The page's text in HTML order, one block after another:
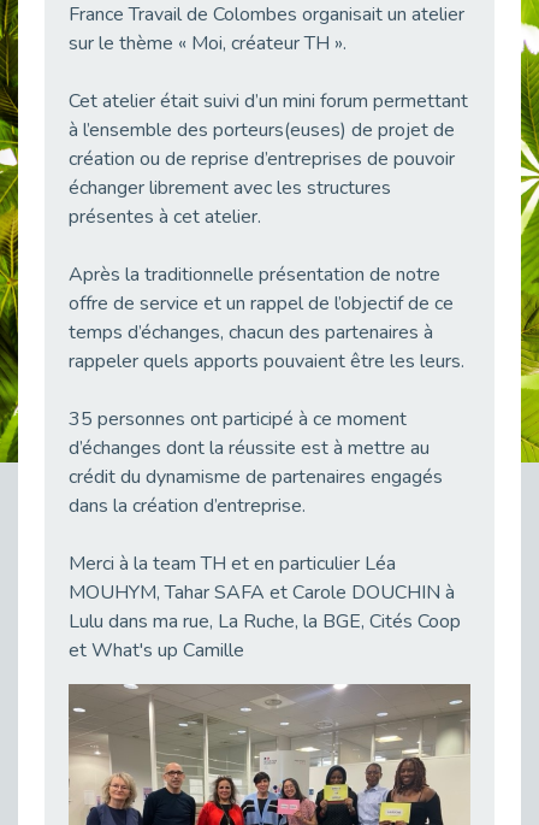
L’alternance : un levier stratégique pour recruter et inclure durablement
Publié le 18/05/2026
Fibromyalgie : Quand la douleur invisible s’invite au bureau
Publié le 12/05/2026
Publié le 12/05/2026
38 vidéos pour comprendre et agir durablement
Publié le 04/05/2026
Le taux d’emploi direct dans la fonction publique dépasse 6 % en 2025
L'alternance : un tremplin vers l'emploi aussi pour les personnes en situation de handicap
Publié le 01/05/2026
Témoignage : Le parcours de Marc, 44 ans
Publié le 29/04/2026
Optimiser son CV lorsqu’on est en situation de handicap
Publié le 29/04/2026
Publié le 27/04/2026
Mobilisation pour l’alternance et le handicap
Publié le 24/04/2026
France Travail de Colombes organisait un atelier
sur le thème « Moi, créateur TH ».
Cet atelier était suivi d’un mini forum permettant
à l’ensemble des porteurs(euses) de projet de
création ou de reprise d’entreprises de pouvoir
échanger librement avec les structures
présentes à cet atelier.
Après la traditionnelle présentation de notre
offre de service et un rappel de l’objectif de ce
temps d’échanges, chacun des partenaires à
rappeler quels apports pouvaient être les leurs.
35 personnes ont participé à ce moment
d’échanges dont la réussite est à mettre au
crédit du dynamisme de partenaires engagés
dans la création d’entreprise.
Merci à la team TH et en particulier Léa
MOUHYM, Tahar SAFA et Carole DOUCHIN à
Lulu dans ma rue, La Ruche, la BGE, Cités Coop
et What's up Camille